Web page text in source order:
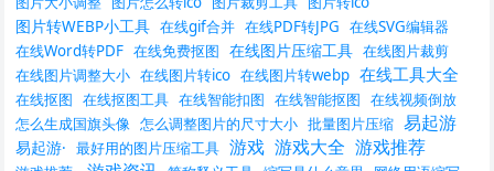
图片转WEBP小工具 在线gif合并 在线PDF转JPG 在线SVG编辑器
在线Word转PDF 在线免费抠图 在线图片压缩工具 在线图片裁剪
在线图片调整大小 在线图片转ico 在线图片转webp 在线工具大全
在线抠图 在线抠图工具 在线智能扣图 在线智能抠图 在线视频倒放
怎么生成国旗头像 怎么调整图片的尺寸大小 批量图片压缩 易起游
易起游· 最好用的图片压缩工具 游戏 游戏大全 游戏推荐